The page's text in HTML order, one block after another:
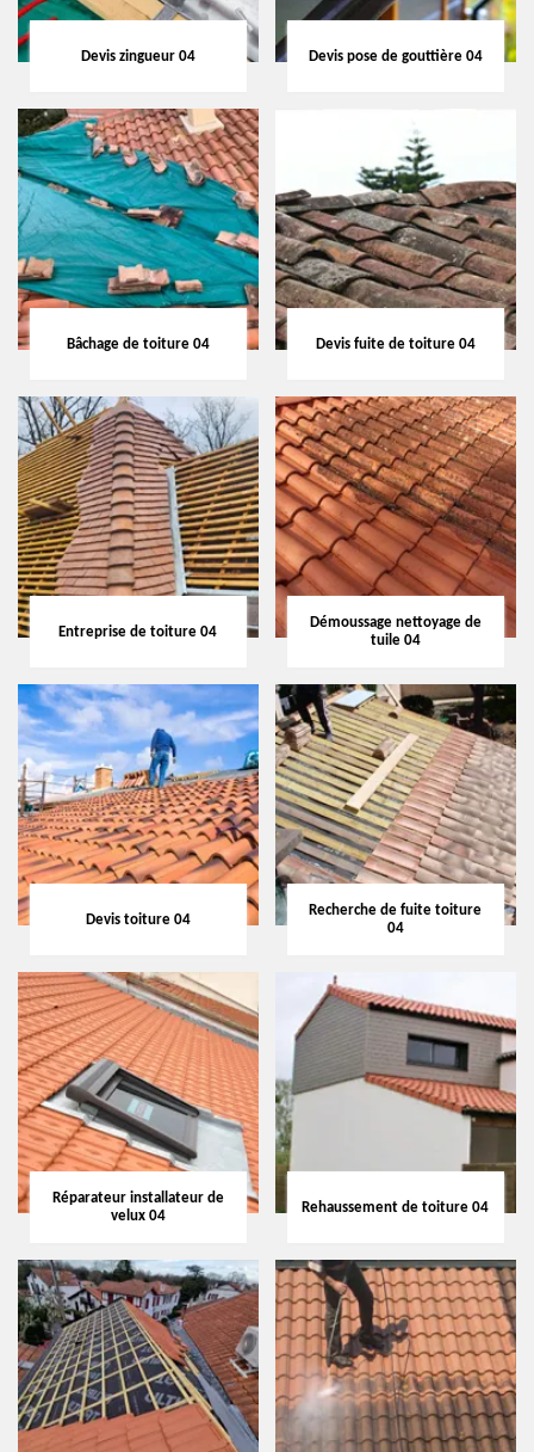
Devis zingueur 04 Devis pose de gouttière 04
Bâchage de toiture 04 Devis fuite de toiture 04
Entreprise de toiture 04
Démoussage nettoyage de
tuile 04
Devis toiture 04
Recherche de fuite toiture
04
Réparateur installateur de
velux 04
Rehaussement de toiture 04